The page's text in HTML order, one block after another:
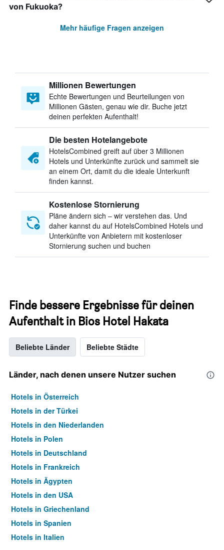
von Fukuoka?
Mehr häufige Fragen anzeigen
Millionen Bewertungen
Echte Bewertungen und Beurteilungen von
Millionen Gästen, genau wie dir. Buche jetzt
deinen perfekten Aufenthalt!
Die besten Hotelangebote
HotelsCombined greift auf über 3 Millionen
Hotels und Unterkünfte zurück und sammelt sie
an einem Ort, damit du die ideale Unterkunft
finden kannst.
Kostenlose Stornierung
Pläne ändern sich – wir verstehen das. Und
daher kannst du auf HotelsCombined Hotels und
Unterkünfte von Anbietern mit kostenloser
Stornierung suchen und buchen
Finde bessere Ergebnisse für deinen
Aufenthalt in Bios Hotel Hakata
Beliebte Länder Beliebte Städte
Länder, nach denen unsere Nutzer suchen
Hotels in Österreich
Hotels in der Türkei
Hotels in den Niederlanden
Hotels in Polen
Hotels in Deutschland
Hotels in Frankreich
Hotels in Ägypten
Hotels in den USA
Hotels in Griechenland
Hotels in Spanien
Hotels in Italien